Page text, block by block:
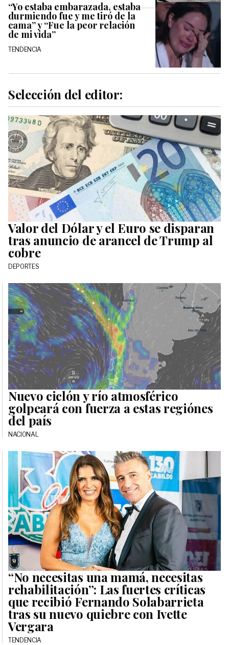
“Yo estaba embarazada, estaba
durmiendo fue y me tiró de la
cama” y “Fue la peor relación
de mi vida”
TENDENCIA
Selección del editor:
Valor del Dólar y el Euro se disparan
tras anuncio de arancel de Trump al
cobre
DEPORTES
Nuevo ciclón y río atmosférico
golpeará con fuerza a estas regiónes
del país
NACIONAL
“No necesitas una mamá, necesitas
rehabilitación”: Las fuertes críticas
que recibió Fernando Solabarrieta
tras su nuevo quiebre con Ivette
Vergara
TENDENCIA